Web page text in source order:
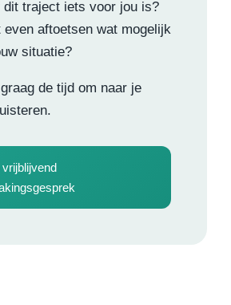
dit traject iets voor jou is?
aftoetsen wat mogelijk
situatie?
de tijd om naar je